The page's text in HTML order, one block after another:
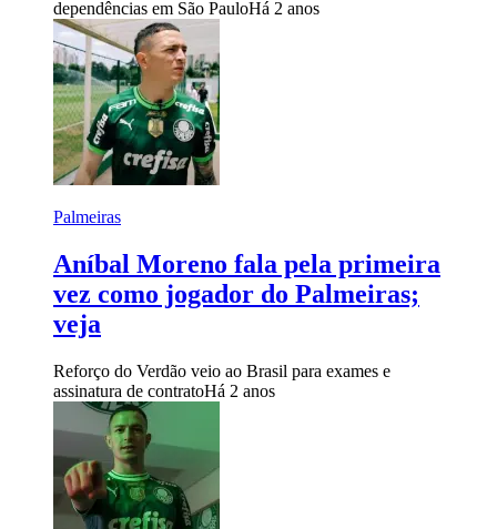
dependências em São PauloHá 2 anos
Palmeiras
Aníbal Moreno fala pela primeira
vez como jogador do Palmeiras;
veja
Reforço do Verdão veio ao Brasil para exames e
assinatura de contratoHá 2 anos